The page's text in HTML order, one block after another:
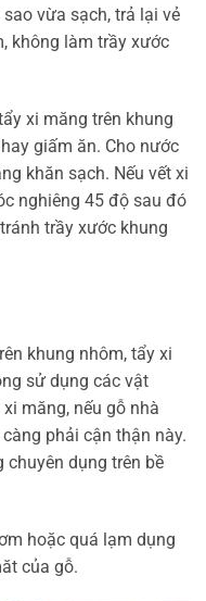
vừa sạch, trả lại vẻ
không làm trầy xước
xi măng trên khung
giấm ăn. Cho nước
khăn sạch. Nếu vết xi
nghiêng 45 độ sau đó
trầy xước khung
khung nhôm, tẩy xi
sử dụng các vật
măng, nếu gỗ nhà
phải cận thận này.
chuyên dụng trên bề
hoặc quá lạm dụng
của gỗ.